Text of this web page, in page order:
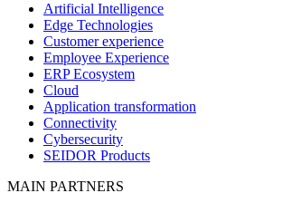
Artificial Intelligence
Edge Technologies
Customer experience
Employee Experience
ERP Ecosystem
Cloud
Application transformation
Connectivity
Cybersecurity
SEIDOR Products
MAIN PARTNERS